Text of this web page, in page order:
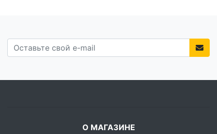
О МАГАЗИНЕ